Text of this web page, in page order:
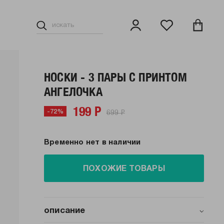
НОСКИ - 3 ПАРЫ С ПРИНТОМ
АНГЕЛОЧКА
-72% 199 Р 699 Р
Временно нет в наличии
ПОХОЖИЕ ТОВАРЫ
описание